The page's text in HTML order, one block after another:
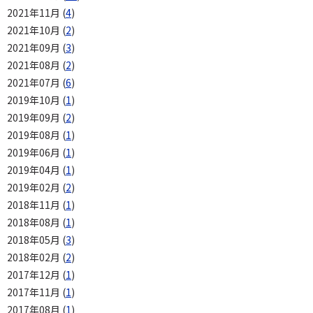
2021年11月 (4)
2021年10月 (2)
2021年09月 (3)
2021年08月 (2)
2021年07月 (6)
2019年10月 (1)
2019年09月 (2)
2019年08月 (1)
2019年06月 (1)
2019年04月 (1)
2019年02月 (2)
2018年11月 (1)
2018年08月 (1)
2018年05月 (3)
2018年02月 (2)
2017年12月 (1)
2017年11月 (1)
2017年08月 (1)